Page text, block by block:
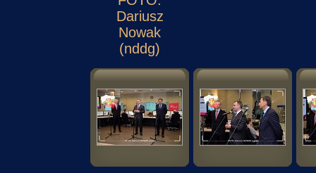
Dariusz
Nowak
(nddg)